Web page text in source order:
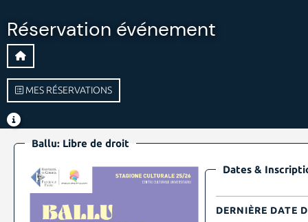
Réservation événement
MES RÉSERVATIONS
Ballu: Libre de droit
Dates &
DERNIÈRE DATE